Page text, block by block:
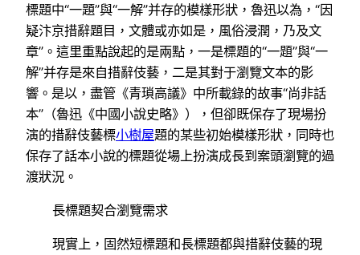
標題中“一題”與“一解”并存的模樣形狀，魯迅以為，“因
疑汴京措辭題目，文體或亦如是，風俗浸潤，乃及文
章”。這里重點說起的是兩點，一是標題的“一題”與“一
解”并存是來自措辭伎藝，二是其對于瀏覽文本的影
響。是以，盡管《青瑣高議》中所載錄的故事“尚非話
本”（魯迅《中國小說史略》），但卻既保存了現場扮
演的措辭伎藝標小樹屋題的某些初始模樣形狀，同時也
保存了話本小說的標題從場上扮演成長到案頭瀏覽的過
渡狀況。
長標題契合瀏覽需求
現實上，固然短標題和長標題都與措辭伎藝的現